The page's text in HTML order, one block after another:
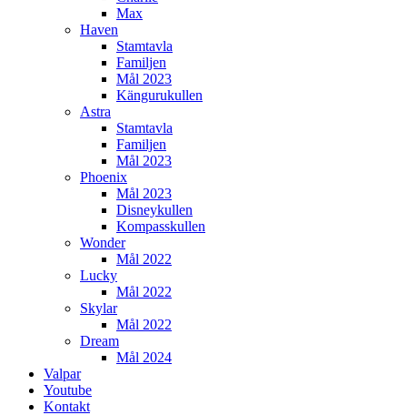
Max
Haven
Stamtavla
Familjen
Mål 2023
Kängurukullen
Astra
Stamtavla
Familjen
Mål 2023
Phoenix
Mål 2023
Disneykullen
Kompasskullen
Wonder
Mål 2022
Lucky
Mål 2022
Skylar
Mål 2022
Dream
Mål 2024
Valpar
Youtube
Kontakt